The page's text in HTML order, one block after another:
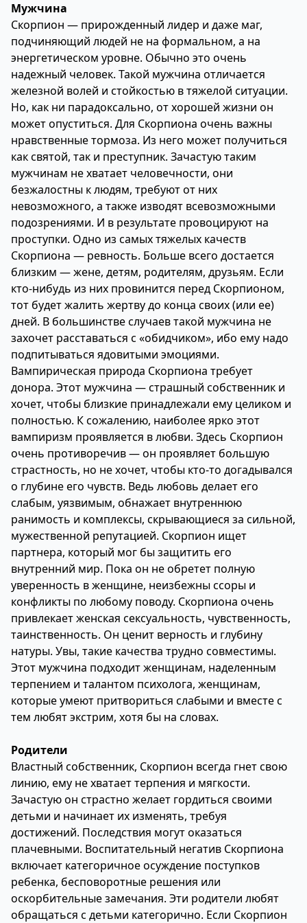
Мужчина
Скорпион — прирожденный лидер и даже маг,
подчиняющий людей не на формальном, а на
энергетическом уровне. Обычно это очень
надежный человек. Такой мужчина отличается
железной волей и стойкостью в тяжелой ситуации.
Но, как ни парадоксально, от хорошей жизни он
может опуститься. Для Скорпиона очень важны
нравственные тормоза. Из него может получиться
как святой, так и преступник. Зачастую таким
мужчинам не хватает человечности, они
безжалостны к людям, требуют от них
невозможного, а также изводят всевозможными
подозрениями. И в результате провоцируют на
проступки. Одно из самых тяжелых качеств
Скорпиона — ревность. Больше всего достается
близким — жене, детям, родителям, друзьям. Если
кто-нибудь из них провинится перед Скорпионом,
тот будет жалить жертву до конца своих (или ее)
дней. В большинстве случаев такой мужчина не
захочет расставаться с «обидчиком», ибо ему надо
подпитываться ядовитыми эмоциями.
Вампирическая природа Скорпиона требует
донора. Этот мужчина — страшный собственник и
хочет, чтобы близкие принадлежали ему целиком и
полностью. К сожалению, наиболее ярко этот
вампиризм проявляется в любви. Здесь Скорпион
очень противоречив — он проявляет большую
страстность, но не хочет, чтобы кто-то догадывался
о глубине его чувств. Ведь любовь делает его
слабым, уязвимым, обнажает внутреннюю
ранимость и комплексы, скрывающиеся за сильной,
мужественной репутацией. Скорпион ищет
партнера, который мог бы защитить его
внутренний мир. Пока он не обретет полную
уверенность в женщине, неизбежны ссоры и
конфликты по любому поводу. Скорпиона очень
привлекает женская сексуальность, чувственность,
таинственность. Он ценит верность и глубину
натуры. Увы, такие качества трудно совместимы.
Этот мужчина подходит женщинам, наделенным
терпением и талантом психолога, женщинам,
которые умеют притвориться слабыми и вместе с
тем любят экстрим, хотя бы на словах.
Родители
Властный собственник, Скорпион всегда гнет свою
линию, ему не хватает терпения и мягкости.
Зачастую он страстно желает гордиться своими
детьми и начинает их изменять, требуя
достижений. Последствия могут оказаться
плачевными. Воспитательный негатив Скорпиона
включает категоричное осуждение поступков
ребенка, бесповоротные решения или
оскорбительные замечания. Эти родители любят
обращаться с детьми категорично. Если Скорпион